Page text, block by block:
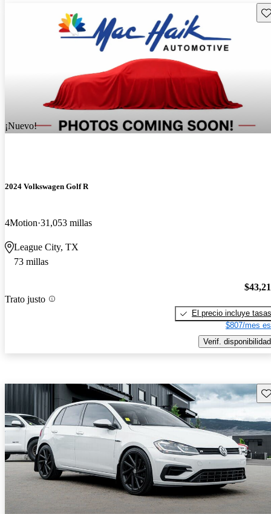
¡Nuevo!
2024 Volkswagen Golf R
4Motion 31,053 millas
League City, TX
73 millas
Trato justo
El precio incluye tasas
$807/mes
Verif. disponibilidad